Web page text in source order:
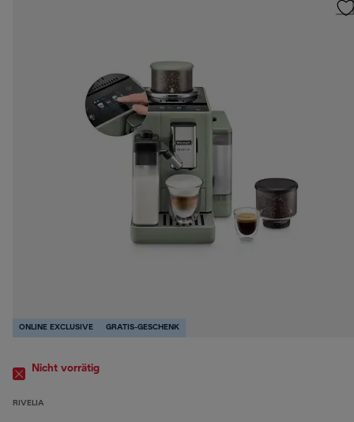
ONLINE EXCLUSIVE GRATIS-GESCHENK
Nicht vorrätig
RIVELIA